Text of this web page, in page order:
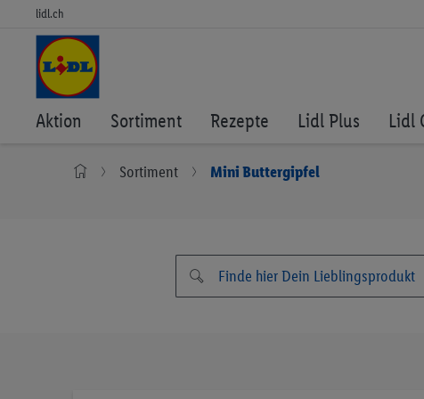
lidl.ch
Aktion Sortiment Rezepte Lidl Plus Lidl
Sortiment Mini Buttergipfel